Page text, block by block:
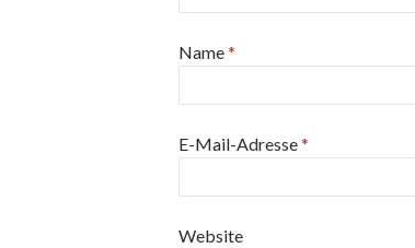
Name*
E-Mail-Adresse*
Website